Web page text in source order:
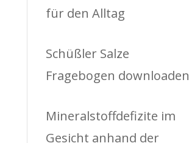
für den Alltag
Schüßler Salze
Fragebogen downloaden
Mineralstoffdefizite im
Gesicht anhand der